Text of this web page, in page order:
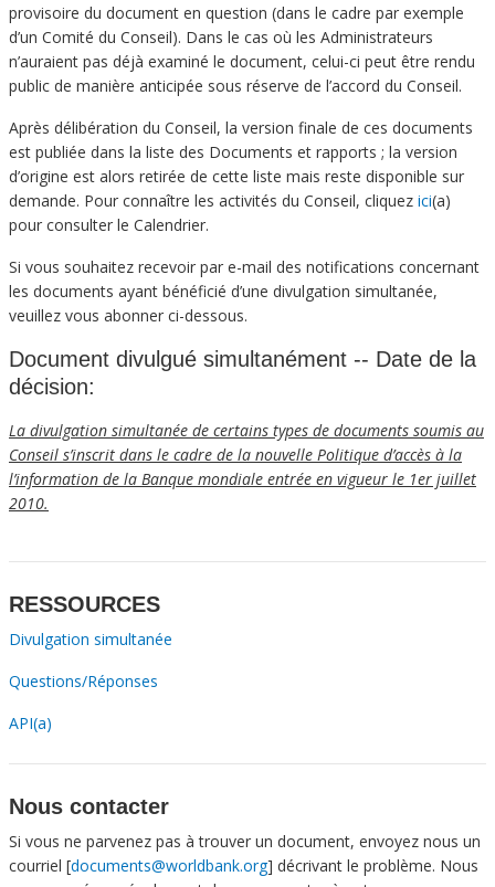
provisoire du document en question (dans le cadre par exemple
d’un Comité du Conseil). Dans le cas où les Administrateurs
n’auraient pas déjà examiné le document, celui-ci peut être rendu
public de manière anticipée sous réserve de l’accord du Conseil.
Après délibération du Conseil, la version finale de ces documents
est publiée dans la liste des Documents et rapports ; la version
d’origine est alors retirée de cette liste mais reste disponible sur
demande. Pour connaître les activités du Conseil, cliquez ici(a)
pour consulter le Calendrier.
Si vous souhaitez recevoir par e-mail des notifications concernant
les documents ayant bénéficié d’une divulgation simultanée,
veuillez vous abonner ci-dessous.
Document divulgué simultanément -- Date de la
décision:
La divulgation simultanée de certains types de documents soumis au
Conseil s’inscrit dans le cadre de la nouvelle Politique d’accès à la
l’information de la Banque mondiale entrée en vigueur le 1er juillet
2010.
RESSOURCES
Divulgation simultanée
Questions/Réponses
API(a)
Nous contacter
Si vous ne parvenez pas à trouver un document, envoyez nous un
courriel [documents@worldbank.org] décrivant le problème. Nous